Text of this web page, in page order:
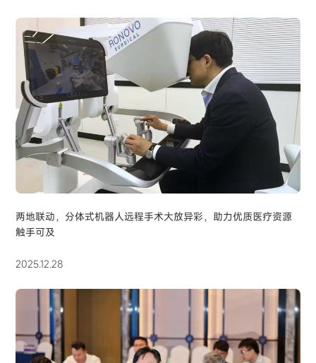
两地联动，分体式机器人远程手术大放异彩，助力优质医疗资源
触手可及
2025.12.28